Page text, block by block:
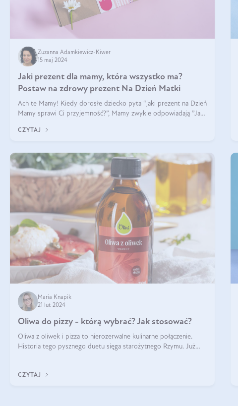
Zuzanna Adamkiewicz-Kiwer
15 maj 2024
Jaki prezent dla mamy, która wszystko ma?
Postaw na zdrowy prezent Na Dzień Matki
Ach te Mamy! Kiedy dorosłe dziecko pyta “jaki prezent na Dzień
Mamy sprawi Ci przyjemność?”, Mamy zwykle odpowiadają ”Ja
prezent na Dzień Ma
CZYTAJ
Maria Knapik
21 lut 2024
Oliwa do pizzy - którą wybrać? Jak stosować?
Oliwa z oliwek i pizza to nierozerwalne kulinarne połączenie.
Historia tego pysznego duetu sięga starożytnego Rzymu. Już
CZYTAJ